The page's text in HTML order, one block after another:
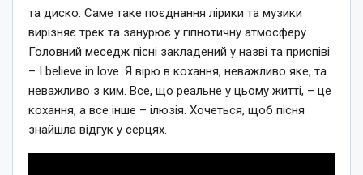
та диско. Саме таке поєднання лірики та музики
вирізняє трек та занурює у гіпнотичну атмосферу.
Головний меседж пісні закладений у назві та приспіві
– I believe in love. Я вірю в кохання, неважливо яке, та
неважливо з ким. Все, що реальне у цьому житті, – це
кохання, а все інше – ілюзія. Хочеться, щоб пісня
знайшла відгук у серцях.